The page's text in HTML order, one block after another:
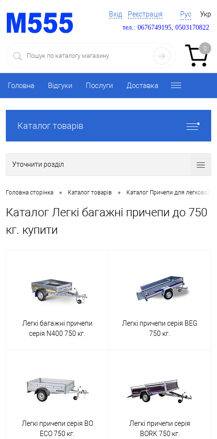
Вхід Реєстрація Рус Укр
тел.: 0676749195, 0503170822
0
Головна Відгуки Послуги Доставка
Каталог товарів
Уточнити розділ
Головна сторінка • Каталог товарів • Каталог Причепи для легкового
Каталог Легкі багажні причепи до 750
кг. купити
Легкі багажні причепи
серія N400 750 кг.
Легкі причепи серія BEG
750 кг.
Легкі причепи серія BO
ECO 750 кг.
Легкі причепи серія
BORK 750 кг.